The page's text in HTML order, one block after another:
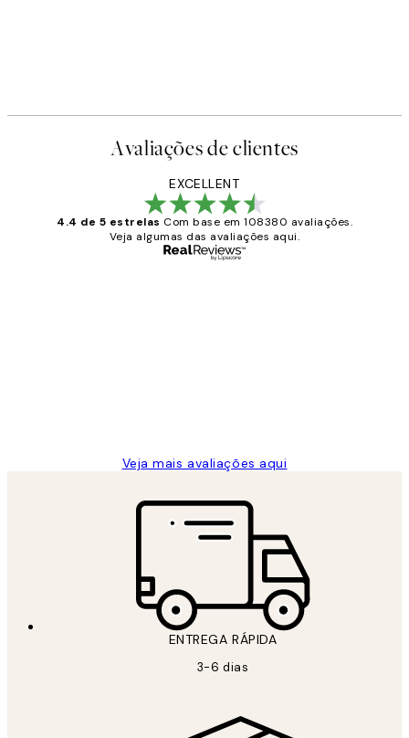
Avaliações de clientes
EXCELLENT
4.4 de 5 estrelas Com base em 108380 avaliações.
Veja algumas das avaliações aqui.
Veja mais avaliações aqui
ENTREGA RÁPIDA
3-6 dias